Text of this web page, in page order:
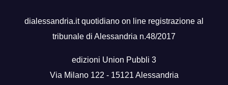
dialessandria.it quotidiano on line registrazione al
tribunale di Alessandria n.48/2017
edizioni Union Pubbli 3
Via Milano 122 - 15121 Alessandria